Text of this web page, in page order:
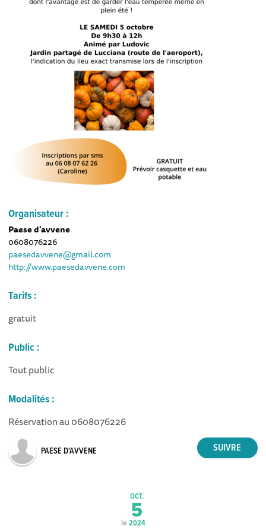
Organisateur :
Paese d'avvene
0608076226
paesedavvene@gmail.com
http://www.paesedavvene.com
Tarifs :
gratuit
Public :
Tout public
Modalités :
Réservation au 0608076226
PAESE D'AVVENE
le
OCT.
5
2024